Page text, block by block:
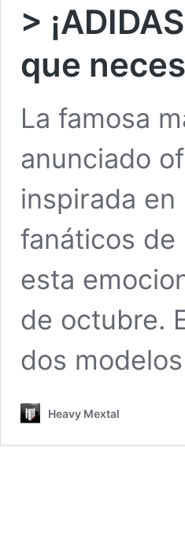
>
que
La famosa
anunciado
inspirada
fanáticos de
esta
de octubre.
dos
Heavy Mextal